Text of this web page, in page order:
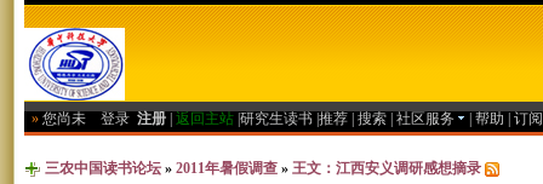
» 您尚未 登录 注册 返回主站 研究生读书 推荐 搜索 社区服务 帮助 订
三农中国读书论坛 » 2011年暑假调查 » 王文：江西安义调研感想摘录